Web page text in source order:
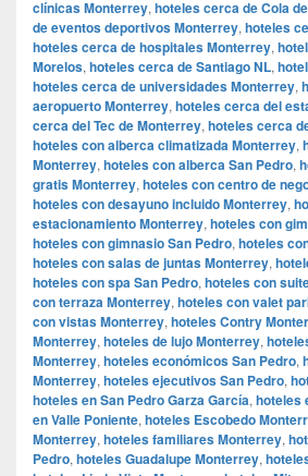
clínicas Monterrey, hoteles cerca de Cola
de eventos deportivos Monterrey, hoteles
hoteles cerca de hospitales Monterrey,
Morelos, hoteles cerca de Santiago NL,
hoteles cerca de universidades Monterrey,
aeropuerto Monterrey, hoteles cerca del
cerca del Tec de Monterrey, hoteles cerca
hoteles con alberca climatizada Monterrey,
Monterrey, hoteles con alberca San Pedro,
gratis Monterrey, hoteles con centro de
hoteles con desayuno incluido Monterrey,
estacionamiento Monterrey, hoteles con
hoteles con gimnasio San Pedro, hoteles
hoteles con salas de juntas Monterrey,
hoteles con spa San Pedro, hoteles con
con terraza Monterrey, hoteles con valet
con vistas Monterrey, hoteles Contry
Monterrey, hoteles de lujo Monterrey,
Monterrey, hoteles económicos San Pedro,
Monterrey, hoteles ejecutivos San Pedro,
hoteles en San Pedro Garza García, hoteles
en Valle Poniente, hoteles Escobedo
Monterrey, hoteles familiares Monterrey,
Pedro, hoteles Guadalupe Monterrey,